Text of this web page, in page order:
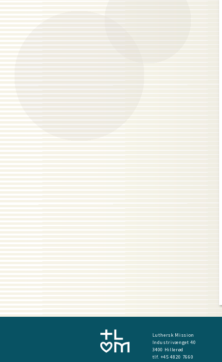
Luthersk Mission
Industrivænget 40
3400 Hillerød
tlf. +45 4820 7660